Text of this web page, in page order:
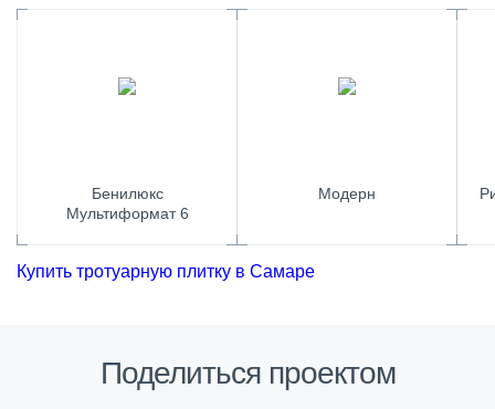
Бенилюкс
Мультиформат 6
Модерн
Купить тротуарную плитку в Самаре
Поделиться проектом